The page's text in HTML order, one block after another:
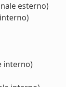
esterno)
interno)